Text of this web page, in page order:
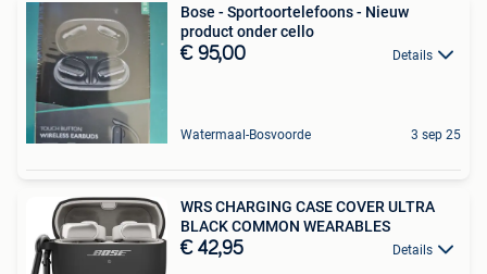
Bose - Sportoortelefoons - Nieuw
product onder cello
€ 95,00 Details
Watermaal-Bosvoorde 3 sep 25
WRS CHARGING CASE COVER ULTRA
BLACK COMMON WEARABLES
€ 42,95 Details